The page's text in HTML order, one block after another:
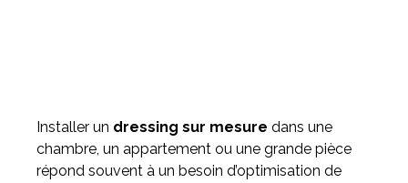
Inspirez-vous du catalogue
Personnalisez nos modèles pour créer le meuble qui vous
ressemble.
Meuble d'angle
Installer un dressing sur mesure dans une
chambre, un appartement ou une grande pièce
répond souvent à un besoin d’optimisation de